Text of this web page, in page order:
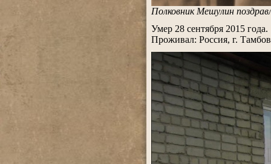
Полковник Мешулин
Умер 28 сентября 2015 года.
Проживал: Россия, г. Тамбов